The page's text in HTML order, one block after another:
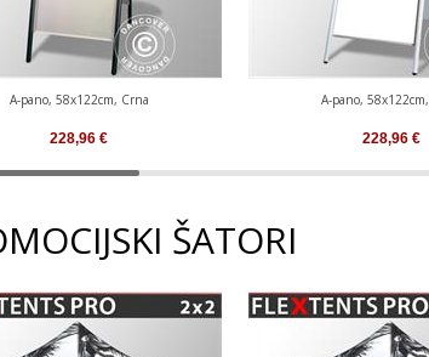
A-pano, 58x122cm, Crna
228,96 €
A-pano,
228,96 €
ŠATORI